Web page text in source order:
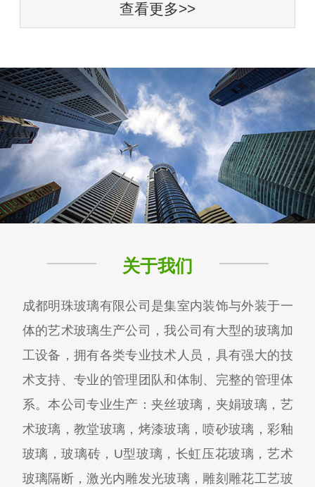
查看更多>>
关于我们
成都明珠玻璃有限公司是集室内装饰与外装于一
体的艺术玻璃生产公司，我公司有大型的玻璃加
工设备，拥有各类专业技术人员，具有强大的技
术支持、专业的管理团队和体制、完整的管理体
系。本公司专业生产：夹丝玻璃，夹娟玻璃，艺
术玻璃，教堂玻璃，烤漆玻璃，喷砂玻璃，彩釉
玻璃，玻璃砖，U型玻璃，长虹压花玻璃，艺术
玻璃隔断，激光内雕发光玻璃，雕刻雕花工艺玻